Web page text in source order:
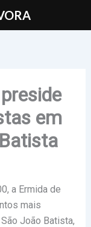
em
a Ermida de
mais
João Batista,